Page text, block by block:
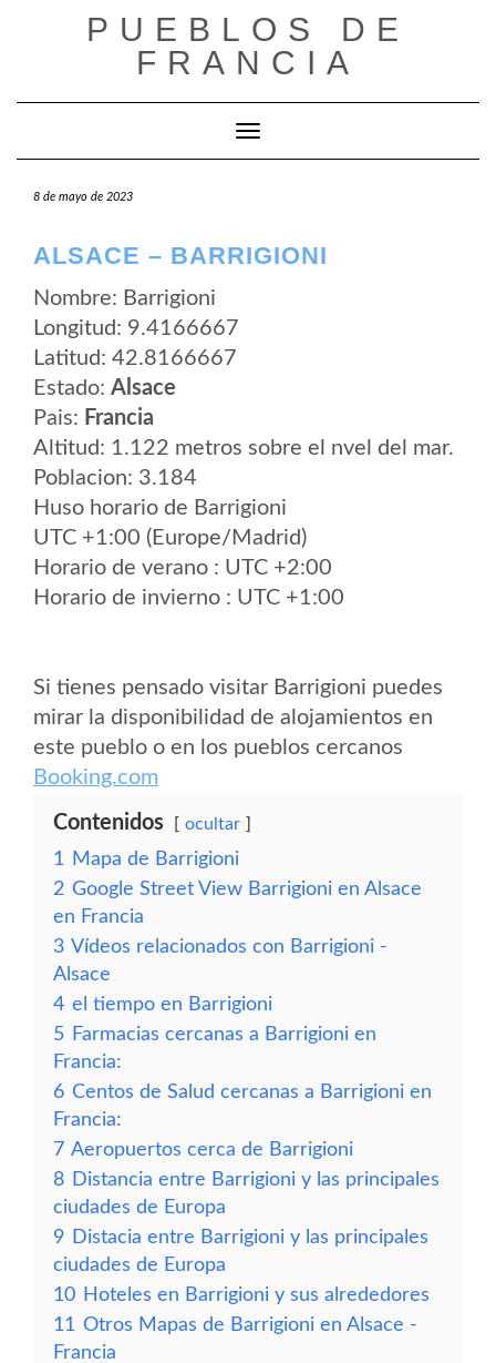
PUEBLOS DE
FRANCIA
Cambiar modo de navegación
8 de mayo de 2023
ALSACE – BARRIGIONI
Nombre: Barrigioni
Longitud: 9.4166667
Latitud: 42.8166667
Estado: Alsace
Pais: Francia
Altitud: 1.122 metros sobre el nvel del mar.
Poblacion: 3.184
Huso horario de Barrigioni
UTC +1:00 (Europe/Madrid)
Horario de verano : UTC +2:00
Horario de invierno : UTC +1:00
Si tienes pensado visitar Barrigioni puedes
mirar la disponibilidad de alojamientos en
este pueblo o en los pueblos cercanos
Booking.com
Contenidos ocultar
1
Mapa de Barrigioni
2 Google Street View Barrigioni en Alsace
en Francia
3 Vídeos relacionados con Barrigioni -
Alsace
4 el tiempo en Barrigioni
5 Farmacias cercanas a Barrigioni en
Francia:
6 Centos de Salud cercanas a Barrigioni en
Francia:
7 Aeropuertos cerca de Barrigioni
8 Distancia entre Barrigioni y las principales
ciudades de Europa
9 Distacia entre Barrigioni y las principales
ciudades de Europa
10 Hoteles en Barrigioni y sus alrededores
11 Otros Mapas de Barrigioni en Alsace -
Francia